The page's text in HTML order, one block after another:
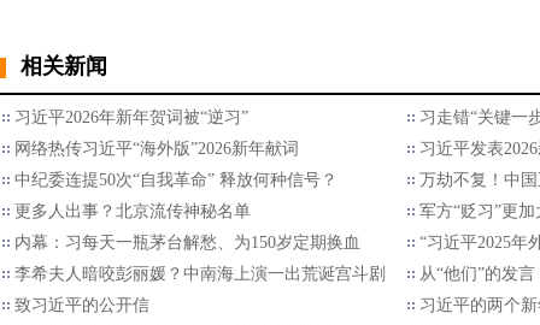
相关新闻
习近平2026年新年贺词被“逆习”
习走错“关键一
网络热传习近平“海外版”2026新年献词
习近平发表
中纪委连提50次“自我革命” 释放何种信号？
万劫不复！中
更多人出事？北京流传神秘名单
军方“贬习”更加
内幕：习每天一瓶茅台解愁、为150岁定期换血
“习近平2025年
李希夫人暗咬彭丽媛？中南海上演一出荒诞宫斗剧
从“他们”的发
致习近平的公开信
习近平的两个